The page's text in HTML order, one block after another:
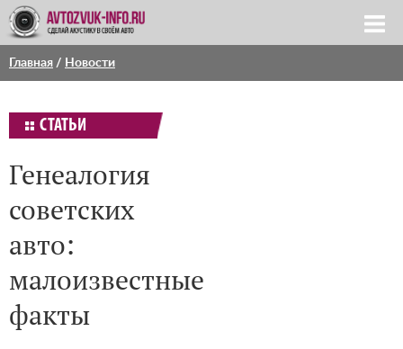
Главная / Новости
СТАТЬИ
Генеалогия
советских
авто:
малоизвестные
факты